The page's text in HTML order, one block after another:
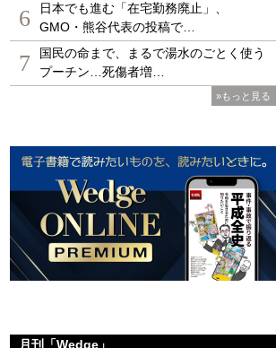
6
日本でも進む「在宅勤務廃止」、
GMO・熊谷代表の投稿で…
7
国民の命まで、まるで湯水のごとく使う
プーチン…死傷者増…
»もっと見る
月刊「Wedge」